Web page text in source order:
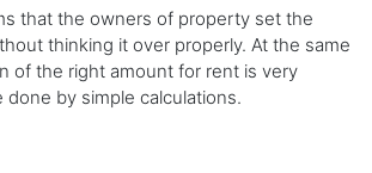
that the owners of property set the
thinking it over properly. At the same
of the right amount for rent is very
done by simple calculations.